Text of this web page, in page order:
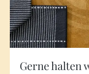
Gerne halten